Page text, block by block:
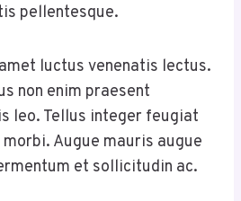
pellentesque.
luctus venenatis lectus.
non enim praesent
leo. Tellus integer feugiat
Augue mauris augue
et sollicitudin ac.